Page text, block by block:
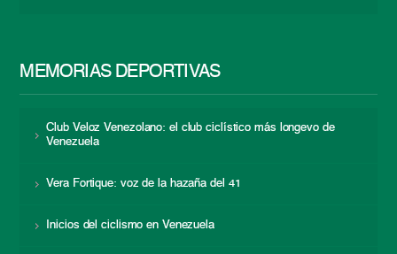
MEMORIAS DEPORTIVAS
Club Veloz Venezolano: el club ciclístico más longevo de
Venezuela
Vera Fortique: voz de la hazaña del 41
Inicios del ciclismo en Venezuela